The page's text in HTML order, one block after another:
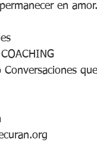
en amor.